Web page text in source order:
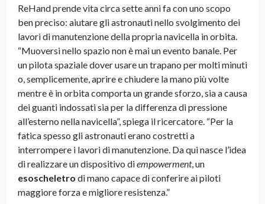
ReHand prende vita circa sette anni fa con uno scopo
ben preciso: aiutare gli astronauti nello svolgimento dei
lavori di manutenzione della propria navicella in orbita.
“Muoversi nello spazio non è mai un evento banale. Per
un pilota spaziale dover usare un trapano per molti minuti
o, semplicemente, aprire e chiudere la mano più volte
mentre è in orbita comporta un grande sforzo, sia a causa
dei guanti indossati sia per la differenza di pressione
all’esterno nella navicella”, spiega il ricercatore. “Per la
fatica spesso gli astronauti erano costretti a
interrompere i lavori di manutenzione. Da qui nasce l’idea
di realizzare un dispositivo diempowerment, un
esoscheletro di mano capace di conferire ai piloti
maggiore forza e migliore resistenza.”